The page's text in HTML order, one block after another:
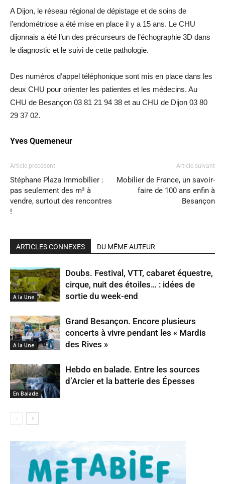
A Dijon, le réseau régional de dépistage et de soins de
l’endométriose a été mise en place il y a 15 ans. Le CHU
dijonnais a été l’un des précurseurs de l’échographie 3D dans
le diagnostic et le suivi de cette pathologie.
Des numéros d’appel téléphonique sont mis en place dans les
deux CHU pour orienter les patientes et les médecins. Au
CHU de Besançon 03 81 21 94 38 et au CHU de Dijon 03 80
29 37 02.
Yves Quemeneur
Article précédent
Stéphane Plaza Immobilier :
pas seulement des m² à
vendre, surtout des rencontres
!
Article suivant
Mobilier de France, un savoir-
faire de 100 ans enfin à
Besançon
ARTICLES CONNEXES DU MÊME AUTEUR
A la Une
Doubs. Festival, VTT, cabaret équestre,
cirque, nuit des étoiles… : idées de
sortie du week-end
A la Une
Grand Besançon. Encore plusieurs
concerts à vivre pendant les « Mardis
des Rives »
En Balade
Hebdo en balade. Entre les sources
d’Arcier et la batterie des Épesses